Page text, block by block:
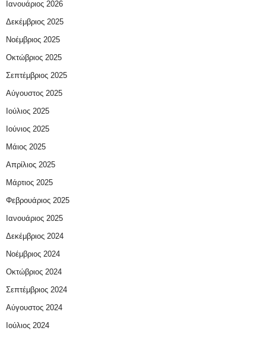
Ιανουάριος 2026
Δεκέμβριος 2025
Νοέμβριος 2025
Οκτώβριος 2025
Σεπτέμβριος 2025
Αύγουστος 2025
Ιούλιος 2025
Ιούνιος 2025
Μάιος 2025
Απρίλιος 2025
Μάρτιος 2025
Φεβρουάριος 2025
Ιανουάριος 2025
Δεκέμβριος 2024
Νοέμβριος 2024
Οκτώβριος 2024
Σεπτέμβριος 2024
Αύγουστος 2024
Ιούλιος 2024